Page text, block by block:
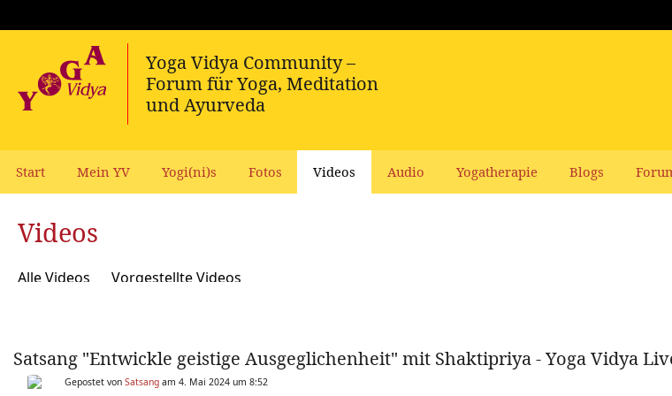
Start Mein YV Yogi(ni)s Fotos Videos Audio Yogatherapie Blogs
Videos
Alle Videos Vorgestellte Videos
Satsang "Entwickle geistige Ausgeglichenheit" mit Shaktipriya - Yoga Vidya
Gepostet von Satsang am 4. Mai 2024 um 8:52